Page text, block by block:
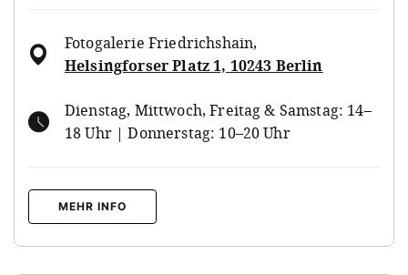
Fotogalerie Friedrichshain,
Helsingforser Platz 1, 10243 Berlin
Dienstag, Mittwoch, Freitag & Samstag: 14–
18 Uhr | Donnerstag: 10–20 Uhr
MEHR INFO